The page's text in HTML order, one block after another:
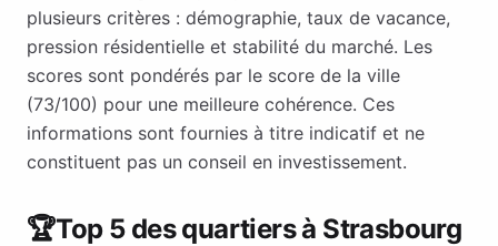
plusieurs critères : démographie, taux de vacance,
pression résidentielle et stabilité du marché. Les
scores sont pondérés par le score de la ville
(73/100) pour une meilleure cohérence. Ces
informations sont fournies à titre indicatif et ne
constituent pas un conseil en investissement.
🏆Top 5 des quartiers à Strasbourg